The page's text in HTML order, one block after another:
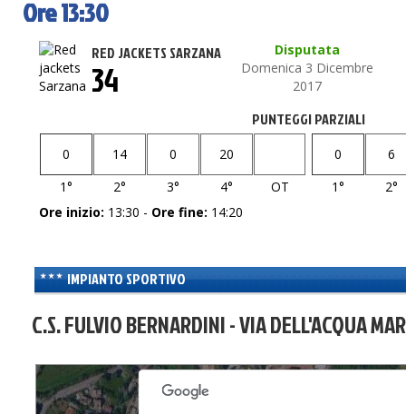
Ore 13:30
RED JACKETS SARZANA
Disputata
Domenica 3 Dicembre
2017
34
PUNTEGGI PARZIALI
0 14 0
20
1°
2° 3° 4° OT
0
6
1°
2°
Ore inizio: 13:30 - Ore fine: 14:20
IMPIANTO SPORTIVO
C.S. FULVIO BERNARDINI - VIA DELL'ACQUA
For
For development purposes only